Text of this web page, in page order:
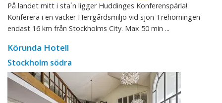
På landet mitt i sta´n ligger Huddinges Konferenspärla!
Konferera i en vacker Herrgårdsmiljö vid sjön Trehörningen
endast 16 km från Stockholms City. Max 50 min ...
Körunda Hotell
Stockholm södra